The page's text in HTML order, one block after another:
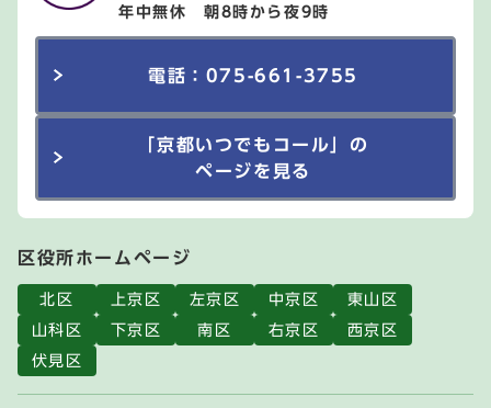
年中無休 朝8時から夜9時
電話：075-661-3755
「京都いつでもコール」の
ページを見る
区役所ホームページ
北区 上京区 左京区 中京区
東山区
山科区
下京区 南区 右京区
西京区
伏見区